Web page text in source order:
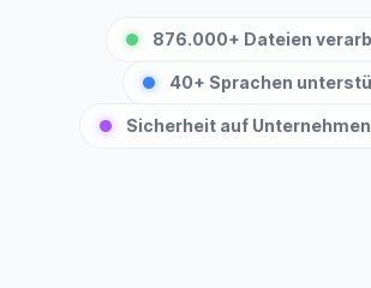
876.000+ Dateien
40+ Sprachen
Sicherheit auf